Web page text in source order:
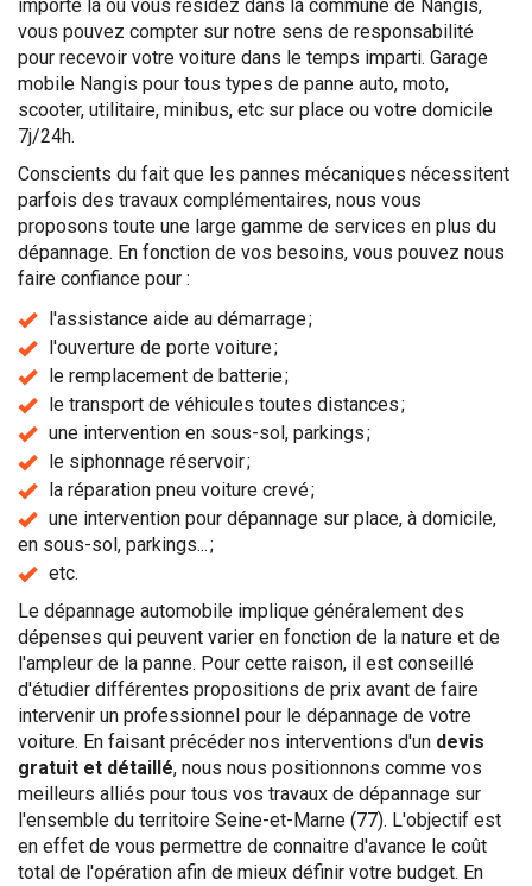
importe là où vous résidez dans la commune de Nangis,
vous pouvez compter sur notre sens de responsabilité
pour recevoir votre voiture dans le temps imparti. Garage
mobile Nangis pour tous types de panne auto, moto,
scooter, utilitaire, minibus, etc sur place ou votre domicile
7j/24h.
Conscients du fait que les pannes mécaniques nécessitent
parfois des travaux complémentaires, nous vous
proposons toute une large gamme de services en plus du
dépannage. En fonction de vos besoins, vous pouvez nous
faire confiance pour :
l'assistance aide au démarrage ;
l'ouverture de porte voiture ;
le remplacement de batterie ;
le transport de véhicules toutes distances ;
une intervention en sous-sol, parkings ;
le siphonnage réservoir ;
la réparation pneu voiture crevé ;
une intervention pour dépannage sur place, à domicile,
en sous-sol, parkings... ;
etc.
Le dépannage automobile implique généralement des
dépenses qui peuvent varier en fonction de la nature et de
l'ampleur de la panne. Pour cette raison, il est conseillé
d'étudier différentes propositions de prix avant de faire
intervenir un professionnel pour le dépannage de votre
voiture. En faisant précéder nos interventions d'un devis
gratuit et détaillé, nous nous positionnons comme vos
meilleurs alliés pour tous vos travaux de dépannage sur
l'ensemble du territoire Seine-et-Marne (77). L'objectif est
en effet de vous permettre de connaitre d'avance le coût
total de l'opération afin de mieux définir votre budget. En